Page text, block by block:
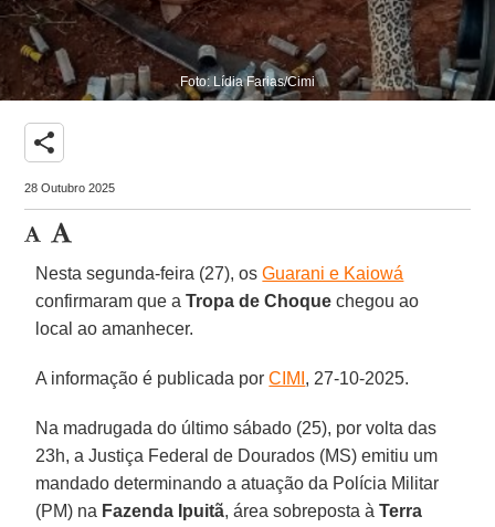
Foto: Lídia Farias/Cimi
share
28 Outubro 2025
Nesta segunda-feira (27), osGuarani e Kaiowá
confirmaram que aTropa de Choque chegou ao
local ao amanhecer.
A informação é publicada porCIMI , 27-10-2025.
Na madrugada do último sábado (25), por volta das
23h, a Justiça Federal de Dourados (MS) emitiu um
mandado determinando a atuação da Polícia Militar
(PM) na Fazenda Ipuitã, área sobreposta àTerra